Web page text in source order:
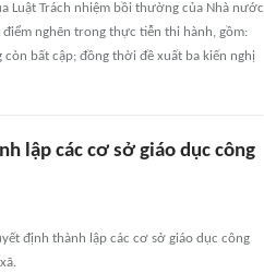
Luật Trách nhiệm bồi thường của Nhà nước
điểm nghẽn trong thực tiễn thi hành, gồm:
bất cập; đồng thời đề xuất ba kiến nghị
lập các cơ sở giáo dục công
định thành lập các cơ sở giáo dục công